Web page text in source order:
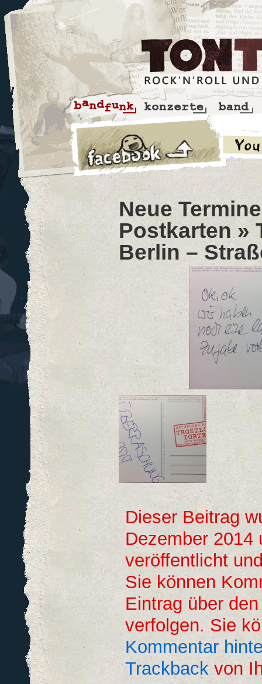
Neue
Postkarten »
Berlin –
Dieser Beitrag
Dezember 2014
veröffentlicht
Sie können
Eintrag über
verfolgen. Sie
Kommentar
Trackbackvon